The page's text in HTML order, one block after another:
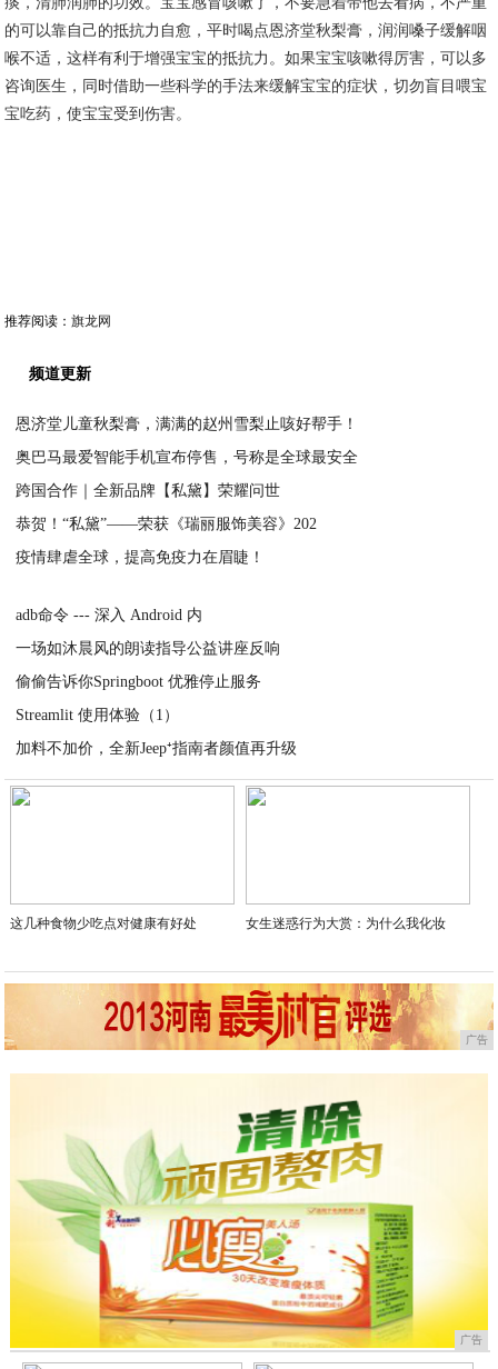
的可以靠自己的抵抗力自愈，平时喝点恩济堂秋梨膏，润润嗓子缓解咽
喉不适，这样有利于增强宝宝的抵抗力。如果宝宝咳嗽得厉害，可以多
咨询医生，同时借助一些科学的手法来缓解宝宝的症状，切勿盲目喂宝
宝吃药，使宝宝受到伤害。
推荐阅读：旗龙网
频道更新
恩济堂儿童秋梨膏，满满的赵州雪梨止咳好帮手！
奥巴马最爱智能手机宣布停售，号称是全球最安全
跨国合作｜全新品牌【私黛】荣耀问世
恭贺！“私黛”——荣获《瑞丽服饰美容》202
疫情肆虐全球，提高免疫力在眉睫！
adb命令 --- 深入 Android 内
一场如沐晨风的朗读指导公益讲座反响
偷偷告诉你Springboot 优雅停止服务
Streamlit 使用体验（1）
加料不加价，全新Jeep⁺指南者颜值再升级
2020-03-28
这几种食物少吃点对健康有好处 女生迷惑行为大赏：为什么我化妆
广告
广告